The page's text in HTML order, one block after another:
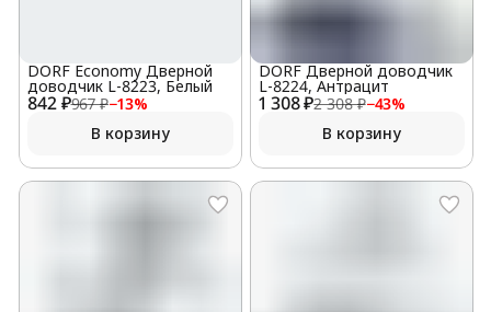
842 ₽967 ₽−13%
DORF Economy Дверной
доводчик L-8223, Белый
В корзину
1 308 ₽2 308 ₽−43%
DORF Дверной доводчик
L-8224, Антрацит
В корзину